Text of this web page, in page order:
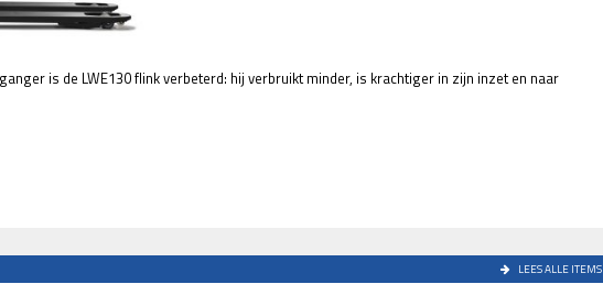
is de LWE130 flink verbeterd: hij verbruikt minder, is krachtiger in zijn inzet en naar
LEES ALLE ITEMS